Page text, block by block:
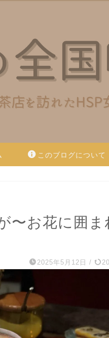
このブログについて
〜お花に囲ま
2025年5月12日 /